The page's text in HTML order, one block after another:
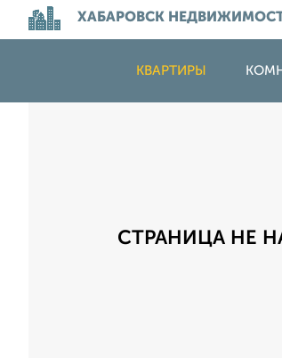
ХАБАРОВСК
КВАРТИРЫ
СТРАНИЦА НЕ